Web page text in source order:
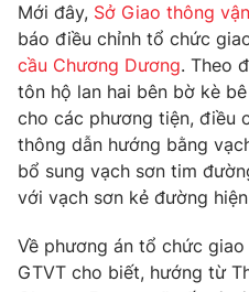
Thế giới đó đây
Câu chuyện quốc tế
Kinh tế
Tài chính
Thị trường
Góc doanh nghiệp
Dữ liệu và đời sống
Truyền hình
Phim VTV
Nhân vật
Giải trí
Điện ảnh
Đời sống
Mới đây, Sở Giao thông
báo điều chỉnh tổ chức
cầu Chương Dương. Theo
tôn hộ lan hai bên bờ kè
cho các phương tiện, điều
thông dẫn hướng bằng
bổ sung vạch sơn tim
với vạch sơn kẻ đường
Về phương án tổ chức
GTVT cho biết, hướng từ